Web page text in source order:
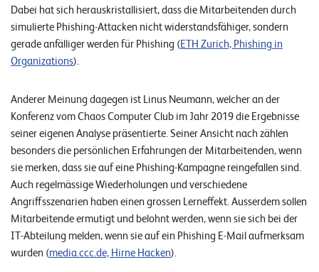
Dabei hat sich herauskristallisiert, dass die Mitarbeitenden durch
simulierte Phishing-Attacken nicht widerstandsfähiger, sondern
gerade anfälliger werden für Phishing (ETH Zurich, Phishing in
Organizations).
Anderer Meinung dagegen ist Linus Neumann, welcher an der
Konferenz vom Chaos Computer Club im Jahr 2019 die Ergebnisse
seiner eigenen Analyse präsentierte. Seiner Ansicht nach zählen
besonders die persönlichen Erfahrungen der Mitarbeitenden, wenn
sie merken, dass sie auf eine Phishing-Kampagne reingefallen sind.
Auch regelmässige Wiederholungen und verschiedene
Angriffsszenarien haben einen grossen Lerneffekt. Ausserdem sollen
Mitarbeitende ermutigt und belohnt werden, wenn sie sich bei der
IT-Abteilung melden, wenn sie auf ein Phishing E-Mail aufmerksam
wurden (media.ccc.de, Hirne Hacken).